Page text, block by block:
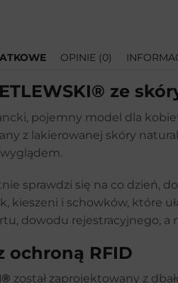
Imię i nazwisko*:
Wiadomość*:
OPINIE (0)
ze
pojemny model dla
z lakierowanej skóry
sprawdzi się na co dzień,
kieszeni i schowków, które
dowodu rejestracyjnego, a
ochroną RFID
został zaprojektowany z